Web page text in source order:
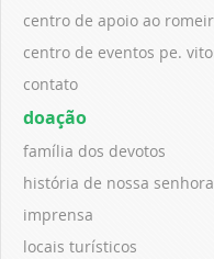
centro de apoio ao
centro de eventos pe.
contato
doação
família dos devotos
história de nossa senhora
imprensa
locais turísticos